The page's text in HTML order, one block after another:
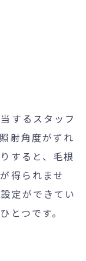
するスタッフ
射角度がずれ
すると、毛根
得られませ
定ができてい
とつです。